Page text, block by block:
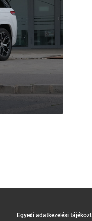
Egyedi adatkezelési